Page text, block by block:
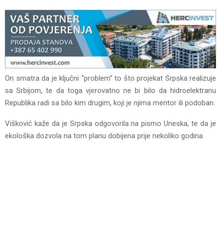
On smatra da je ključni “problem” to što projekat Srpska realizuje
sa Srbijom, te da toga vjerovatno ne bi bilo da hidroelektranu
Republika radi sa bilo kim drugim, koji je njima mentor ili podoban.
Višković kaže da je Srpska odgovorila na pismo Uneska, te da je
ekološka dozvola na tom planu dobijena prije nekoliko godina.